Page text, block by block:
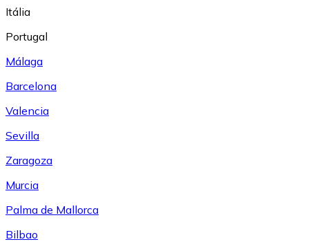
Itália
Portugal
Málaga
Barcelona
Valencia
Sevilla
Zaragoza
Murcia
Palma de Mallorca
Bilbao